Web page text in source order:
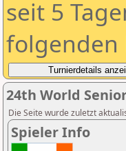
seit 5
folgenden
24th World
Die Seite wurde zuletzt
Spieler Info